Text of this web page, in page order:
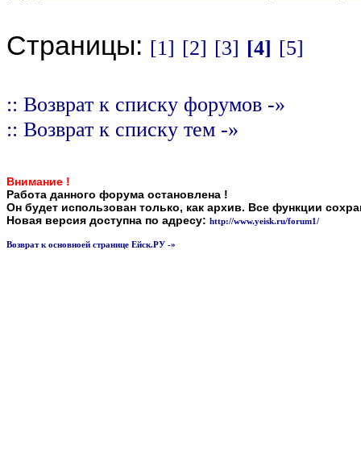
Страницы: [1] [2] [3] [4] [5]
:: Возврат к списку форумов -»
:: Возврат к списку тем -»
Внимание !
Работа данного форума остановлена !
Он будет использован только, как архив. Все функции
Новая версия доступна по адресу: http://www.yeisk.ru/forum1/
Возврат к основноей странице Ейск.РУ -»